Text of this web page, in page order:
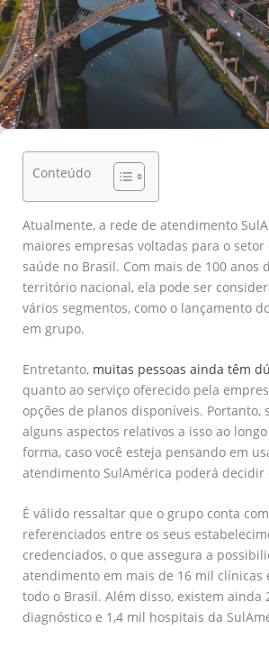
Conteúdo
Atualmente, a rede de atendimento
maiores empresas voltadas para o setor
saúde no Brasil. Com mais de 100 anos
território nacional, ela pode ser
vários segmentos, como o lançamento
em grupo.
Entretanto, muitas pessoas ainda têm
quanto ao serviço oferecido pela
opções de planos disponíveis. Portanto,
alguns aspectos relativos a isso ao
forma, caso você esteja pensando em
atendimento SulAmérica poderá decidir
É válido ressaltar que o grupo conta
referenciados entre os seus
credenciados, o que assegura a
atendimento em mais de 16 mil clínicas
todo o Brasil. Além disso, existem ainda
diagnóstico e 1,4 mil hospitais da